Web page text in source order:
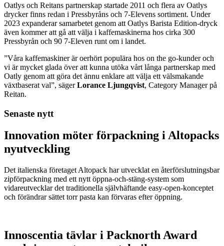
Oatlys och Reitans partnerskap startade 2011 och flera av Oatlys
drycker finns redan i Pressbyråns och 7-Elevens sortiment. Under
2023 expanderar samarbetet genom att Oatlys Barista Edition-dryck
även kommer att gå att välja i kaffemaskinerna hos cirka 300
Pressbyrån och 90 7-Eleven runt om i landet.
”Våra kaffemaskiner är oerhört populära hos on the go-kunder och
vi är mycket glada över att kunna utöka vårt långa partnerskap med
Oatly genom att göra det ännu enklare att välja ett välsmakande
växtbaserat val”, sägerLorance Ljungqvist, Category Manager på
Reitan.
Senaste nytt
Innovation möter förpackning i Altopacks
nyutveckling
Det italienska företaget Altopack har utvecklat en återförslutningsbar
zipförpackning med ett nytt öppna-och-stäng-system som
vidareutvecklar det traditionella självhäftande easy-open-konceptet
och förändrar sättet torr pasta kan förvaras efter öppning.
Innoscentia tävlar i Packnorth Award